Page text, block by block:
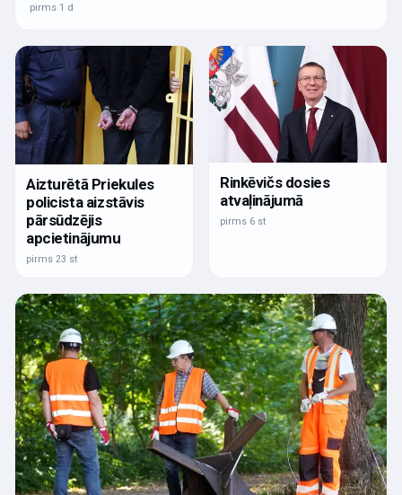
pirms 1 d
Aizturētā Priekules
policista aizstāvis
pārsūdzējis
apcietinājumu
pirms 23 st
Rinkēvičs dosies
atvaļinājumā
pirms 6 st